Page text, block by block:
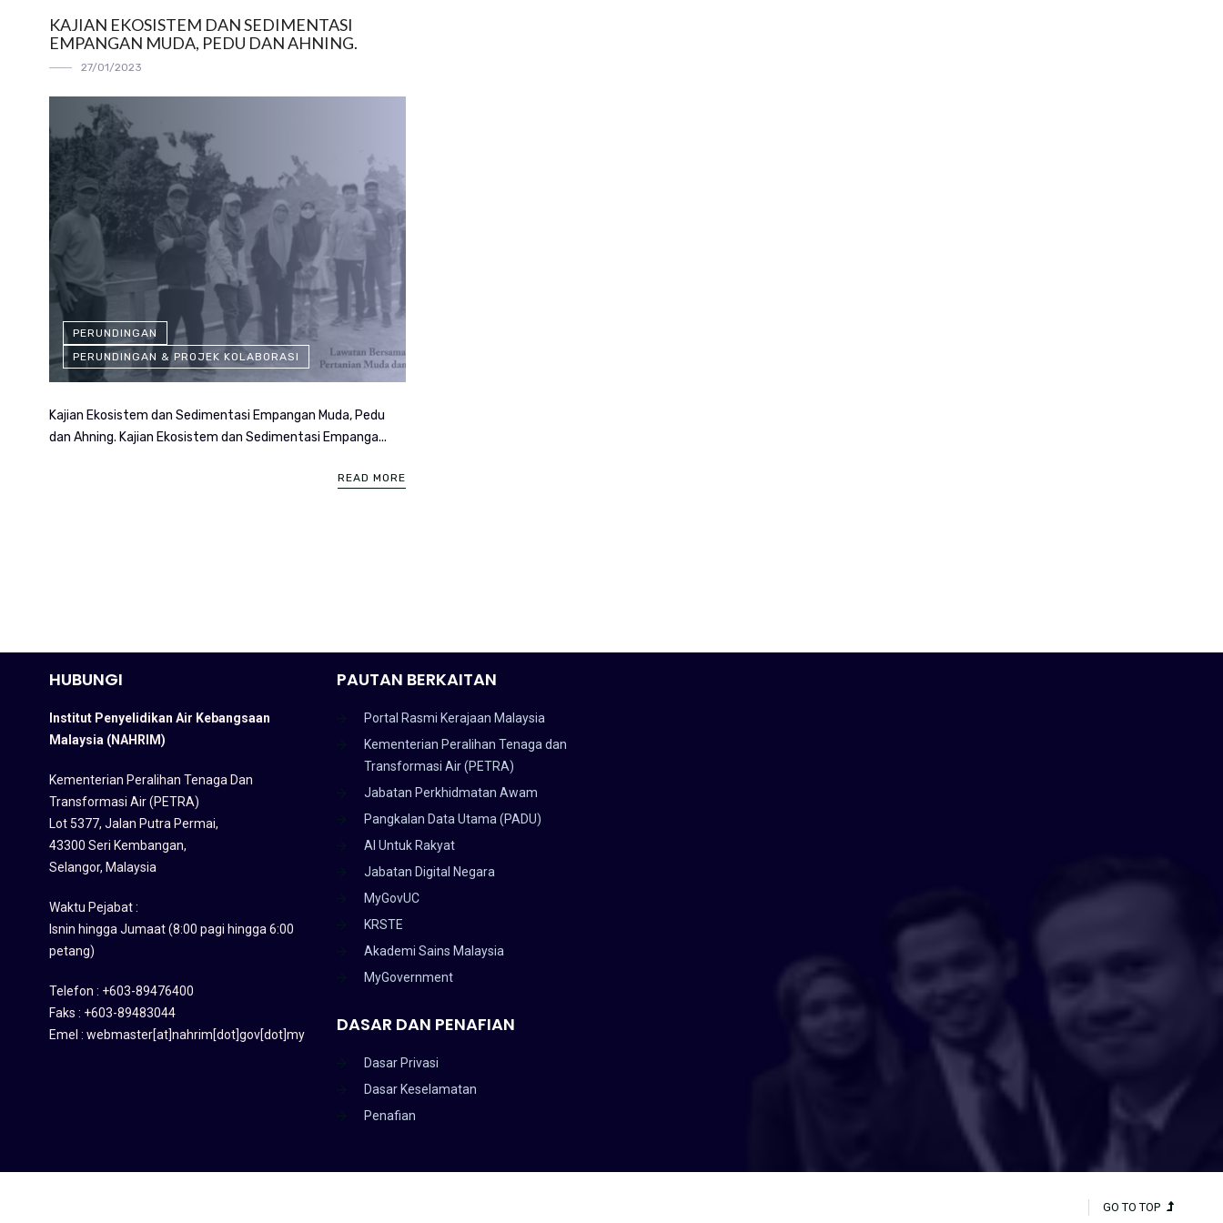
KAJIAN EKOSISTEM DAN SEDIMENTASI
EMPANGAN MUDA, PEDU DAN AHNING.
27/01/2023
PERUNDINGAN
PERUNDINGAN & PROJEK KOLABORASI
Kajian Ekosistem dan Sedimentasi Empangan Muda, Pedu
dan Ahning. Kajian Ekosistem dan Sedimentasi Empanga...
READ MORE
HUBUNGI
Institut Penyelidikan Air Kebangsaan
Malaysia (NAHRIM)
Kementerian Peralihan Tenaga Dan
Transformasi Air (PETRA)
Lot 5377, Jalan Putra Permai,
43300 Seri Kembangan,
Selangor, Malaysia
Waktu Pejabat :
Isnin hingga Jumaat (8:00 pagi hingga 6:00
petang)
Telefon : +603-89476400
Faks : +603-89483044
Emel : webmaster[at]nahrim[dot]gov[dot]my
PAUTAN BERKAITAN
Portal Rasmi Kerajaan Malaysia
Kementerian Peralihan Tenaga dan
Transformasi Air (PETRA)
Jabatan Perkhidmatan Awam
Pangkalan Data Utama (PADU)
AI Untuk Rakyat
Jabatan Digital Negara
MyGovUC
KRSTE
Akademi Sains Malaysia
MyGovernment
DASAR DAN PENAFIAN
Dasar Privasi
Dasar Keselamatan
Penafian
GO TO TOP